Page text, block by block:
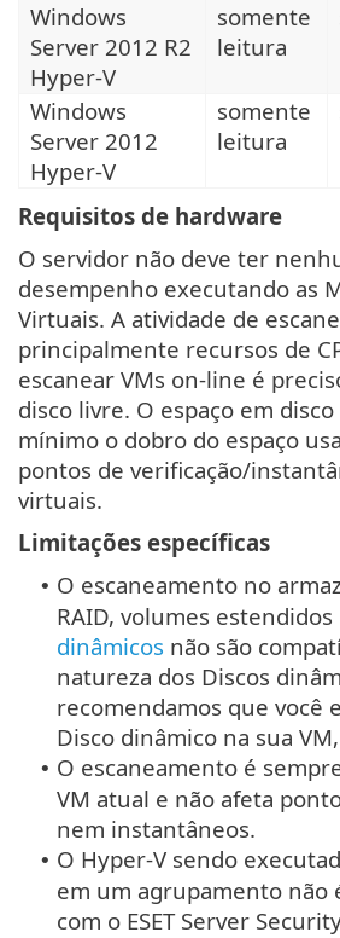
Windows
Server 2012 R2
Hyper-V
somente
leitura
Windows
Server 2012
Hyper-V
somente
leitura
Requisitos de hardware
O servidor não deve ter
desempenho executando as
Virtuais. A atividade de
principalmente recursos de
escanear VMs on-line é
disco livre. O espaço em
mínimo o dobro do espaço
pontos de verificação/
virtuais.
Limitações específicas
• O escaneamento no
RAID, volumes estendidos
dinâmicos não são
natureza dos Discos
recomendamos que você
Disco dinâmico na sua
• O escaneamento é
VM atual e não afeta
nem instantâneos.
• O Hyper-V sendo
em um agrupamento não
com o ESET Server